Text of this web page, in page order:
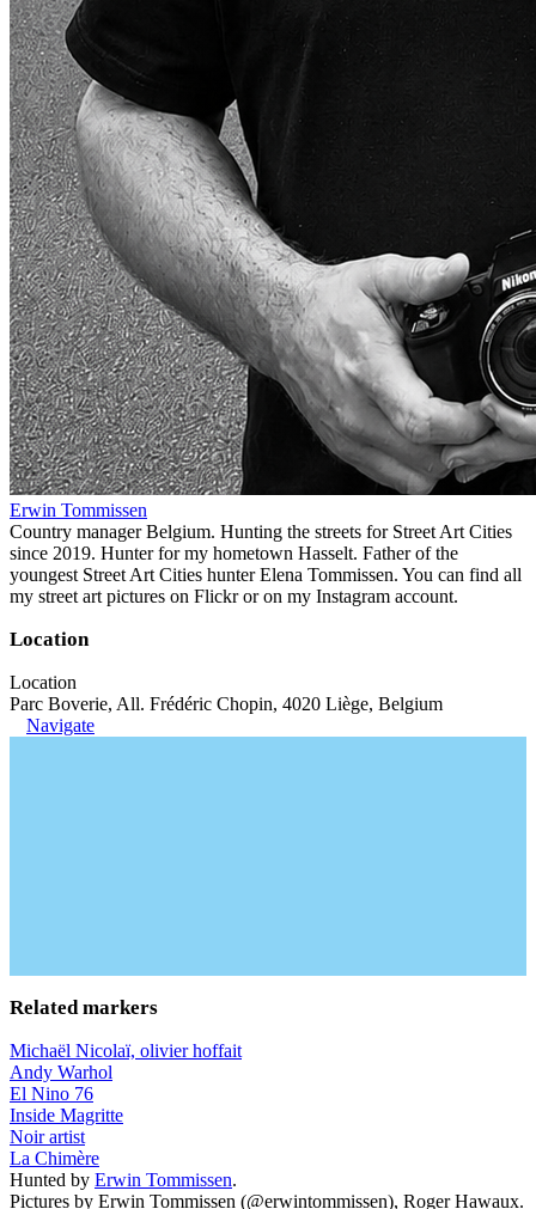
Erwin Tommissen
Country manager Belgium. Hunting the streets for Street Art Cities
since 2019. Hunter for my hometown Hasselt. Father of the
youngest Street Art Cities hunter Elena Tommissen. You can find all
my street art pictures on Flickr or on my Instagram account.
Location
Location
Parc Boverie, All. Frédéric Chopin, 4020 Liège, Belgium
Navigate
Related markers
Michaël Nicolaï, olivier hoffait
Andy Warhol
El Nino 76
Inside Magritte
Noir artist
La Chimère
Hunted by Erwin Tommissen.
Pictures by Erwin Tommissen (@erwintommissen), Roger Hawaux.